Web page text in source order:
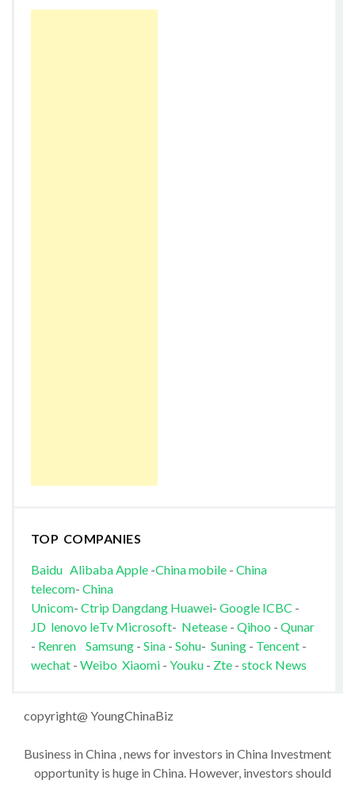
TOP COMPANIES
Baidu AlibabaApple-China mobile- China
telecom- China
Unicom- Ctrip Dangdang Huawei- Google ICBC -
JD lenovo leTv Microsoft- Netease- Qihoo - Qunar
- Renren Samsung- Sina- Sohu- Suning- Tencent-
wechat - Weibo Xiaomi- Youku - Zte- stock News
copyright@ YoungChinaBiz
Business in China , news for investors in China Investment
opportunity is huge in China. However, investors should